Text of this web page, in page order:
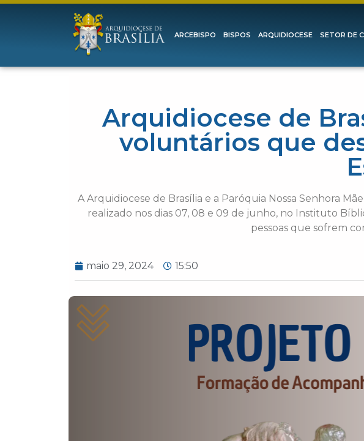
ARCEBISPO BISPOS ARQUIDIOCESE SETOR DE
Arquidiocese de
voluntários que
A Arquidiocese de Brasília e a Paróquia Nossa Senhora
realizado nos dias 07, 08 e 09 de junho, no Instituto
pessoas que sofrem
maio 29, 2024 15:50